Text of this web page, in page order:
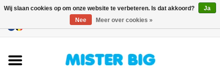
Wij slaan cookies op om onze website te verbeteren. Is dat akkoord?
Ja
Nee
Meer over cookies »